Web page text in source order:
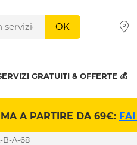
OK
GRATUITI & OFFERTE 💰
A PARTIRE DA 69€:
B-A-68